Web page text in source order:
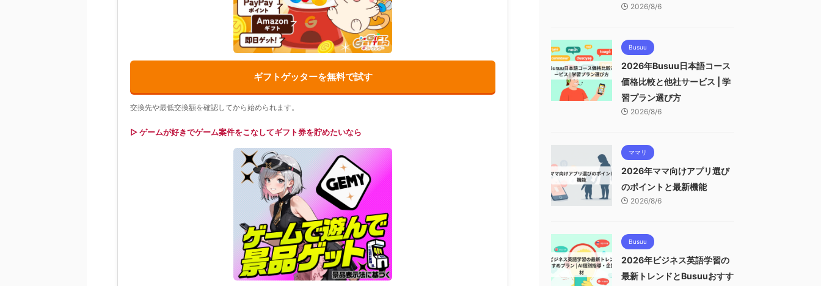
ギフトゲッターを無料で試す
交換先や最低交換額を確認してから始められます。
▷ ゲームが好きでゲーム案件をこなしてギフト券を貯めたいなら
2026/8/6
Busuu
2026年Busuu日本語コース
価格比較と他社サービス | 学
習プラン選び方
2026/8/6
ママリ
2026年ママ向けアプリ選び
のポイントと最新機能
2026/8/6
Busuu
2026年ビジネス英語学習の
最新トレンドとBusuuおすす